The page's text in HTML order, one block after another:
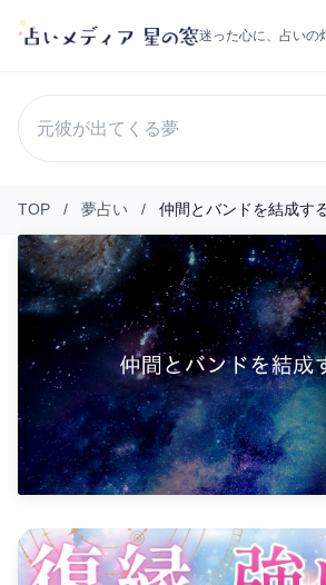
迷った心に、占いの
TOP / 夢占い / 仲間とバンドを結成す